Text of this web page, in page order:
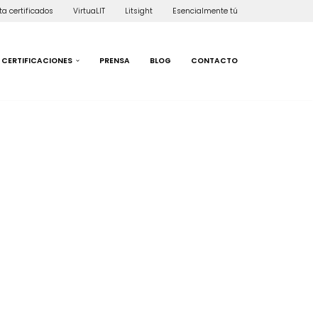
certificados VirtuaLIT Litsight Esencialmente tú
CERTIFICACIONES PRENSA BLOG CONTACTO